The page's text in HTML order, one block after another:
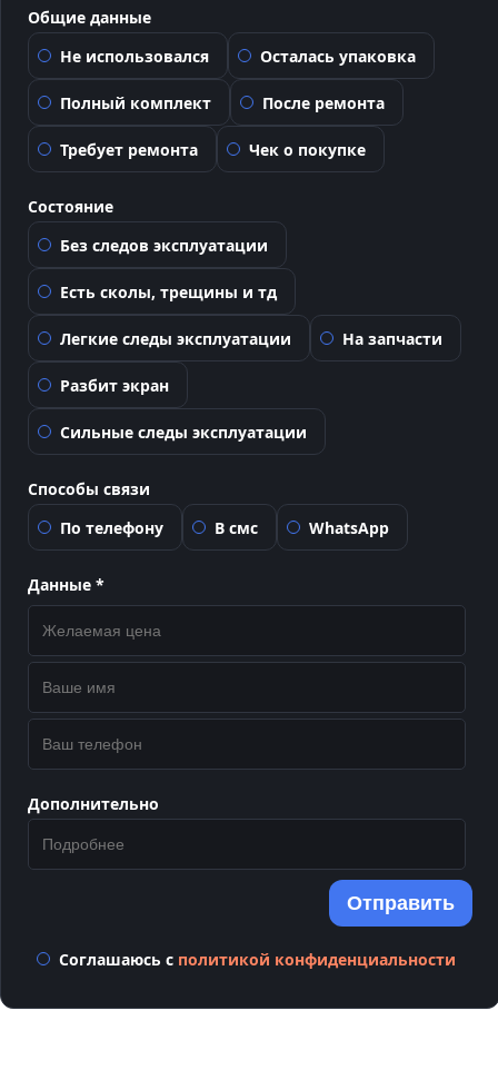
Общие данные
Не использовался
Осталась упаковка
Полный комплект После ремонта
Требует ремонта Чек о покупке
Состояние
Без следов эксплуатации
Есть сколы, трещины и тд
Легкие следы эксплуатации На запчасти
Разбит экран
Сильные следы эксплуатации
Способы связи
По телефону
В смс WhatsApp
Данные *
Дополнительно
Соглашаюсь с политикой конфиденциальности
Отправить